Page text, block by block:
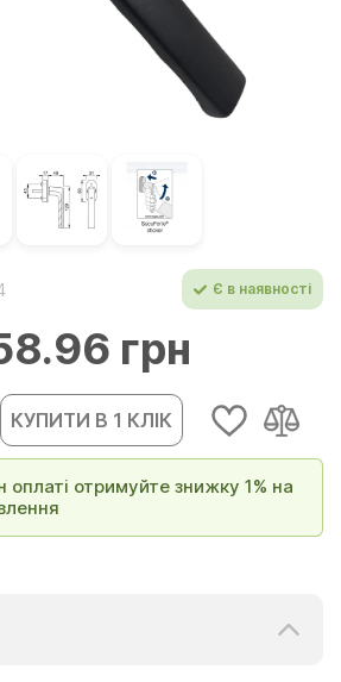
Є в наявності
грн
КУПИТИ В 1 КЛІК
оплаті отримуйте знижку 1% на